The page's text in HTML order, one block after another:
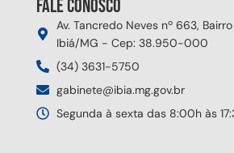
Fale conosco
Av. Tancredo Neves nº 663,
Ibiá/MG - Cep: 38.950-000
(34) 3631-5750
gabinete@ibia.mg.gov.br
Segunda à sexta das 8:00h às